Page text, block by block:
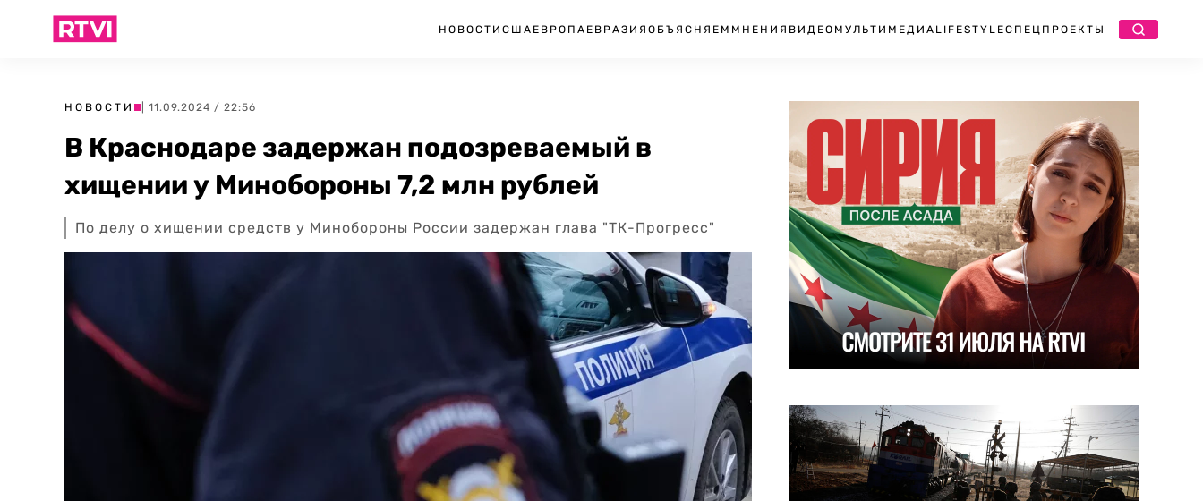
НОВОСТИ США ЕВРОПА ЕВРАЗИЯ ОБЪЯСНЯЕМ МНЕНИЯ ВИДЕО МУЛЬТИМЕДИА LIFESTYLEСПЕЦПРОЕКТЫ
НОВОСТИ | 11.09.2024 / 22:56
В Краснодаре задержан подозреваемый в
хищении у Минобороны 7,2 млн рублей
По делу о хищении средств у Минобороны России задержан глава "ТК-Прогресс"